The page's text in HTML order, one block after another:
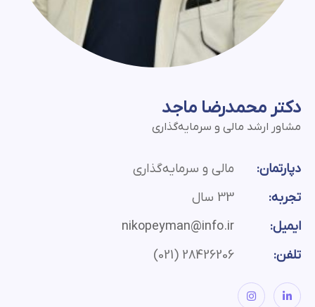
دکتر محمدرضا ماجد
مشاور ارشد مالی و سرمایه‌گذاری
دپارتمان:
مالی و سرمایه‌گذاری
تجربه:
ایمیل:
nikopeyman@info.ir
تلفن: